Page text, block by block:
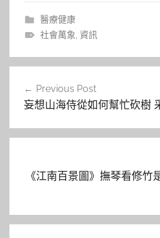
醫療健康
社會萬象, 資訊
覽
Previous Post
妄想山海侍從如何幫忙砍樹
《江南百景圖》撫琴看修竹